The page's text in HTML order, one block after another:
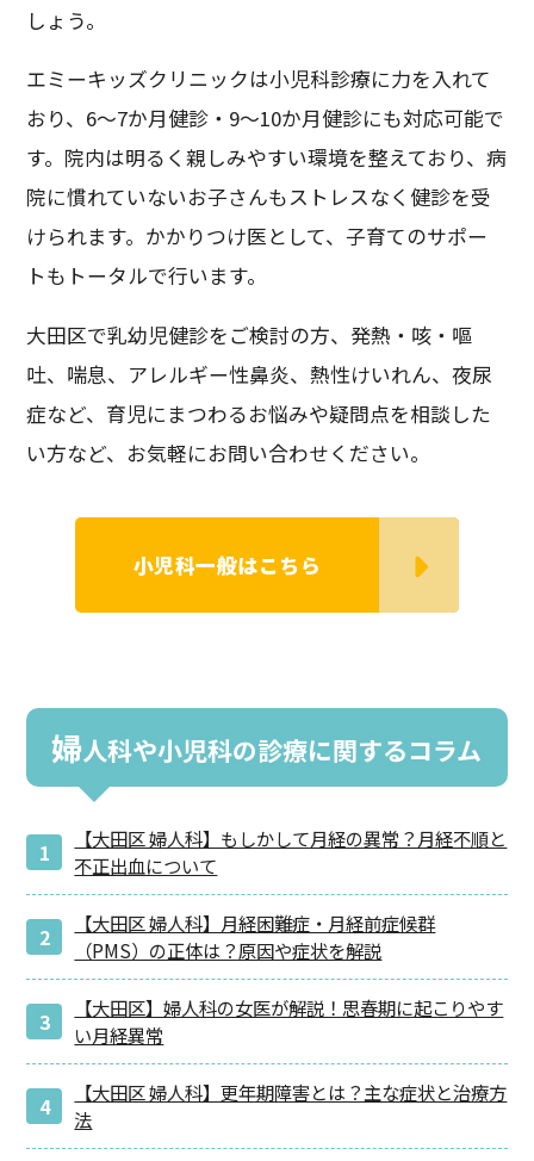
しょう。
エミーキッズクリニックは小児科診療に力を入れて
おり、6～7か月健診・9～10か月健診にも対応可能で
す。院内は明るく親しみやすい環境を整えており、病
院に慣れていないお子さんもストレスなく健診を受
けられます。かかりつけ医として、子育てのサポー
トもトータルで行います。
大田区で乳幼児健診をご検討の方、発熱・咳・嘔
吐、喘息、アレルギー性鼻炎、熱性けいれん、夜尿
症など、育児にまつわるお悩みや疑問点を相談した
い方など、お気軽にお問い合わせください。
小児科一般はこちら
婦人科や小児科の診療に関するコラム
【大田区 婦人科】もしかして月経の異常？月経不順と
不正出血について
【大田区 婦人科】月経困難症・月経前症候群
（PMS）の正体は？原因や症状を解説
【大田区】婦人科の女医が解説！思春期に起こりやす
い月経異常
【大田区 婦人科】更年期障害とは？主な症状と治療方
法